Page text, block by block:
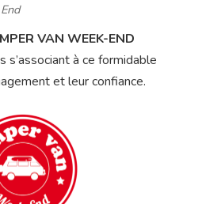
VAN WEEK-END
à ce formidable
et leur confiance.